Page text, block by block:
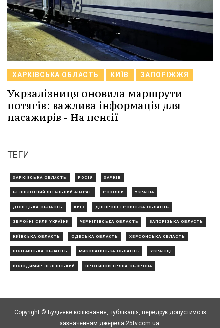
ХАРКІВСЬКА ОБЛАСТЬ КИЇВ ЗАПОРІЖЖЯ
Укрзалізниця оновила маршрути
потягів: важлива інформація для
пасажирів - На пенсії
ТЕГИ
ХАРКІВСЬКА ОБЛАСТЬ РОСІЯ ХАРКІВ
БЕЗПІЛОТНИЙ ЛІТАЛЬНИЙ АПАРАТ РОСІЯНИ УКРАЇНА
ДОНЕЦЬКА ОБЛАСТЬ КИЇВ ДНІПРОПЕТРОВСЬКА ОБЛАСТЬ
ЗБРОЙНІ СИЛИ УКРАЇНИ ЧЕРНІГІВСЬКА ОБЛАСТЬ ЗАПОРІЗЬКА ОБЛАСТЬ
КИЇВСЬКА ОБЛАСТЬ ОДЕСЬКА ОБЛАСТЬ ХЕРСОНСЬКА ОБЛАСТЬ
ПОЛТАВСЬКА ОБЛАСТЬ МИКОЛАЇВСЬКА ОБЛАСТЬ УКРАЇНЦІ
ВОЛОДИМИР ЗЕЛЕНСЬКИЙ ПРОТИПОВІТРЯНА ОБОРОНА
Copyright © Будь-яке копiювання, публiкацiя, передрук допустимо із
зазначенням джерела 25tv.com.ua.